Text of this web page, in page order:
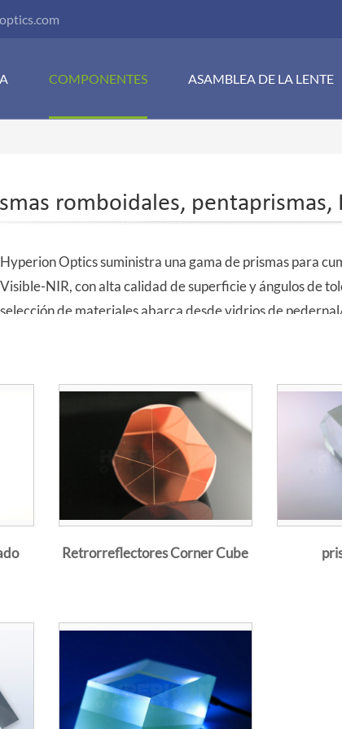
COMPONENTES ASAMBLEA DE LA LENTE
romboidales, pentaprismas,
Hyperion Optics suministra una gama de prismas para
Visible-NIR, con alta calidad de superficie y ángulos de
selección de materiales abarca desde vidrios de
Para necesidades personalizadas, como un prisma
en las superficies, háganos evaluar su requerimiento,
felices de ayudarlo.
Los prismas de ángulo recto giran la luz 90° por reflexión
180° desde dos superficies de ángulo recto. Cuando el
perpendicular a las superficies del ángulo recto, la luz se
Cuando la luz de entrada incide desde la superficie de la
reflexión total ocurre en la siguiente superficie en ángulo
En comparación con los espejos reflectantes normales, los
Retrorreflectores Corner Cube